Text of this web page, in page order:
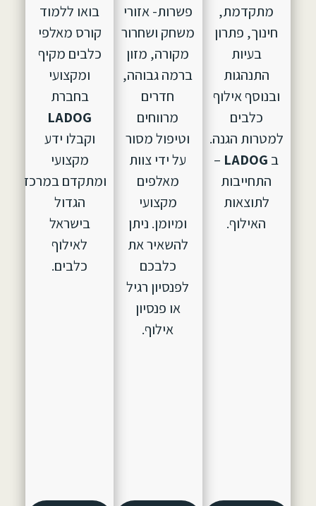
מתקדמת,
חינוך, פתרון
בעיות
התנהגות
ובנוסף אילוף
כלבים
למטרות הגנה.
ב LADOG
–
התחייבות
לתוצאות
האילוף.
פשרות- אזורי
משחק ושחרור
מקורה, מזון
ברמה גבוהה,
חדרים
מרווחים
וטיפול מסור
על ידי צוות
מאלפים
מקצועי
ומיומן. ניתן
להשאיר את
כלבכם
לפנסיון רגיל
או פנסיון
אילוף.
בואו ללמוד
קורס מאלפי
כלבים מקיף
ומקצועי
בחברת
LADOG
וקבלו ידע
מקצועי
ומתקדם במרכז
הגדול
בישראל
לאילוף
כלבים.